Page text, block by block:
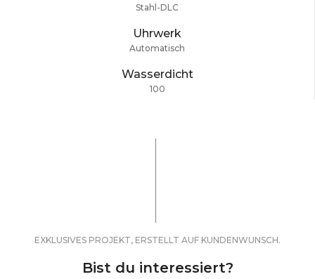
Stahl-DLC
Uhrwerk
Automatisch
Wasserdicht
100
EXKLUSIVES PROJEKT, ERSTELLT AUF KUNDENWUNSCH.
Bist du interessiert?